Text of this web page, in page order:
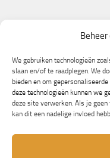
We gebruiken technologieën
slaan en/of te raadplegen. We
bieden en om
deze technologieën kunnen we
deze site verwerken. Als je
kan dit een nadelige invloed